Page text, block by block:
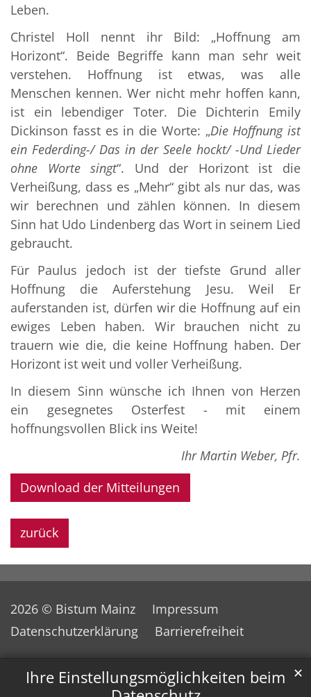
Ihre Einstellungsmöglichkeiten beim ✕
Leben.
Christel Holl nennt ihr Bild: „Hoffnung am
Horizont“. Beide Begriffe kann man sehr weit
verstehen. Hoffnung ist etwas, was alle
Menschen kennen. Wer nicht mehr hoffen kann,
ist ein lebendiger Toter. Die Dichterin Emily
Dickinson fasst es in die Worte: „Die Hoffnung ist
ein Federding-/ Das in der Seele hockt/ -Und Lieder
ohne Worte singt“. Und der Horizont ist die
Verheißung, dass es „Mehr“ gibt als nur das, was
wir berechnen und zählen können. In diesem
Sinn hat Udo Lindenberg das Wort in seinem Lied
gebraucht.
Für Paulus jedoch ist der tiefste Grund aller
Hoffnung die Auferstehung Jesu. Weil Er
auferstanden ist, dürfen wir die Hoffnung auf ein
ewiges Leben haben. Wir brauchen nicht zu
trauern wie die, die keine Hoffnung haben. Der
Horizont ist weit und voller Verheißung.
In diesem Sinn wünsche ich Ihnen von Herzen
ein gesegnetes Osterfest - mit einem
hoffnungsvollen Blick ins Weite!
Ihr Martin Weber, Pfr.
Download der Mitteilungen
zurück
2026 © Bistum Mainz
Impressum
Datenschutzerklärung
Barrierefreiheit